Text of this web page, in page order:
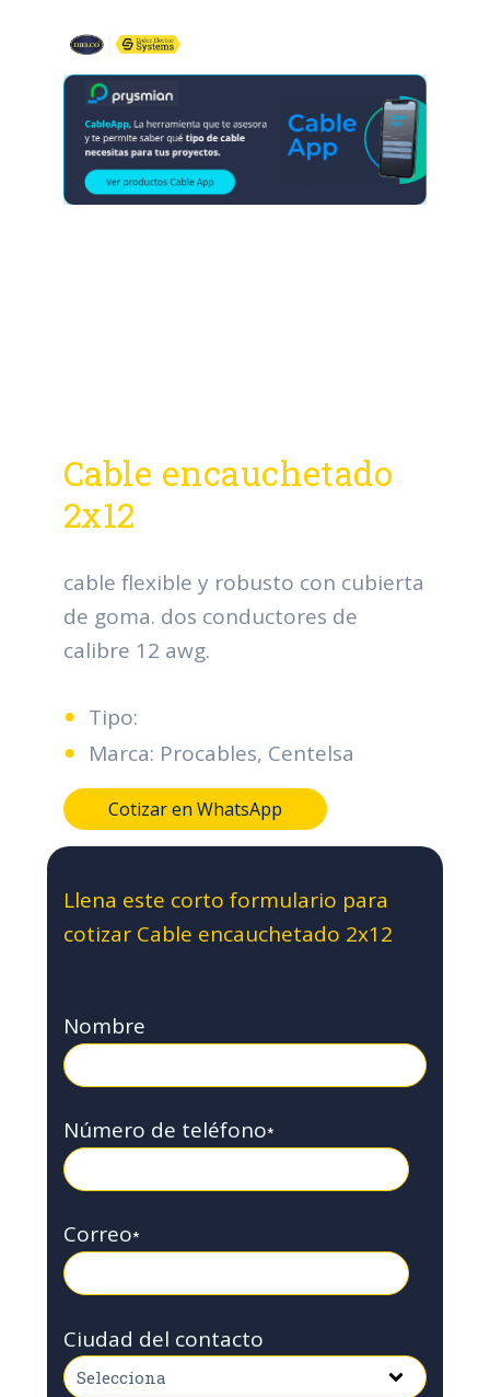
Cable encauchetado
2x12
cable flexible y robusto con cubierta
de goma. dos conductores de
calibre 12 awg.
Tipo:
Marca: Procables, Centelsa
Cotizar en WhatsApp
Llena este corto formulario para
cotizar Cable encauchetado 2x12
Nombre
Número de teléfono*
Correo*
Ciudad del contacto